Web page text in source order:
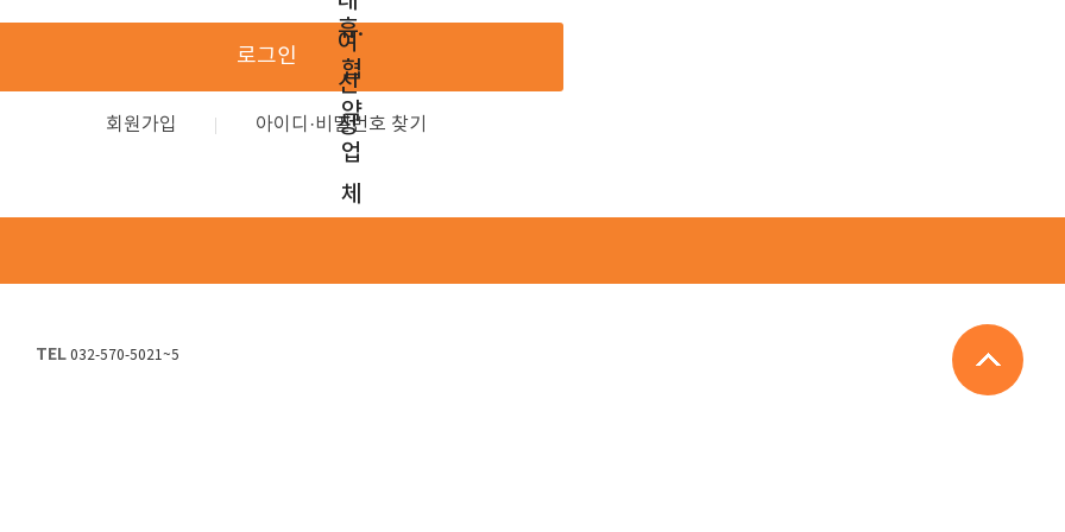
여
신
청
휴.
협
약
업
체
로그인
회원가입 아이디·비밀번호 찾기
TEL 032-570-5021~5